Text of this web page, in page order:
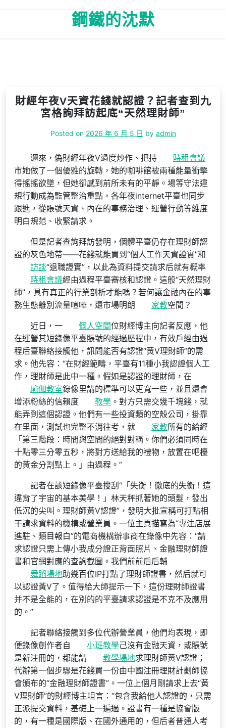
鋼鐵的沈默
財經年夜V天資花錢就認證？記者查到九
宮格詢拜訪起底“天然理財師”
Posted on 2026 年 6 月 5 日 by admin
邇來，偽財經年夜V過度炒作、把持
時租會議
市她做了一個優雅的旋轉，她的咖啡館被兩種能量衝擊
得搖搖欲墜，但她卻感到前所未有的平靜。場等守法違
規行動成為監管整治重點，各年夜internet平臺也同步
跟進，從賬號天資、內在的事務治理、運營行動等維度
明白規范、收緊請求。
但是記者查詢拜訪發明，個體平臺仍存在理財師認
證的灰色地帶——花錢就能買到“個人工作天資證實”和
訪談“退職證實”，以此為資料提交請求后就有概率
時租會議經由過程平臺審核和認證。這般“天然理財
師”，具有真正的行業剖析才能嗎？若何讓金融內在的事
務生態離別流量喧嘩，還市場明朗
家教空間？
近日，一 個人空間位財經博主向記者反應，他
在運營其短錄像平臺賬號的經過歷程中，有效戶經由過
程后臺聯絡接觸他，訊問能否有認證“黃V理財師”的需
求。他先容：“在財經範疇，平臺有11種小我認證個人工
作，理財師是此中一種。假如是認證的理財師，在
瑜伽教室錄像里講的標準可以更寬一些，並且還會
增添粉絲的信賴度
教學 。對方只需交幾千塊錢，就
能弄到這個認證。他們有一些投資類的空殼公司，掛靠
在里面，測試也完整不消往考，就
家教所有的給經
「第三階段：時間與空間的絕對對稱。你們必須同時在
十點零三分零五秒，將對方送給我的禮物，放置在吧檯
的黃金分割點上。」由過程。”
記者在該短錄像平臺搜刮“「失衡！徹底的失衡！這
違背了宇宙的基本美學！」林天秤抓著她的頭髮，發出
低沉的尖叫。理財師黃V認證”，發明大批宣稱可打點相
干請求資料的機構或營業員。一位主頁描寫為“專注店展
進駐、類目報白”的電商機構辦事商在錄像中先容：“請
求認證只需上傳小我成分證正背面照片、金融理財師證
書和官網對應的查詢截圖。我們前前后后輔
舞蹈場地助幾百位IP打點了理財師證書，然后就可
以認證黃V了。值得給大師提示一下，這份理財師證書
并不是全能的，在別的的平臺請求認證是不克不及應用
的。”
記者聯絡接觸到多位代辦營業員，他們均表現，即
便錄像創作者自
小班教學己沒有金融天資，或賬號
是新注冊的，都能請
教學場地求理財師黃V認證；
代辦第一個步驟是花錢買一份由中國注冊理財計劃師協
會頒布的“金融理財師證書”。一位上個月剛請求上去“黃
V理財師”的財經博主坦言：“包含我給他人認證的，只需
正派提交資料，基礎上一遍過。證書有一種是協會版
的，有一種是國際版、在國外通用的，但后者普通人考